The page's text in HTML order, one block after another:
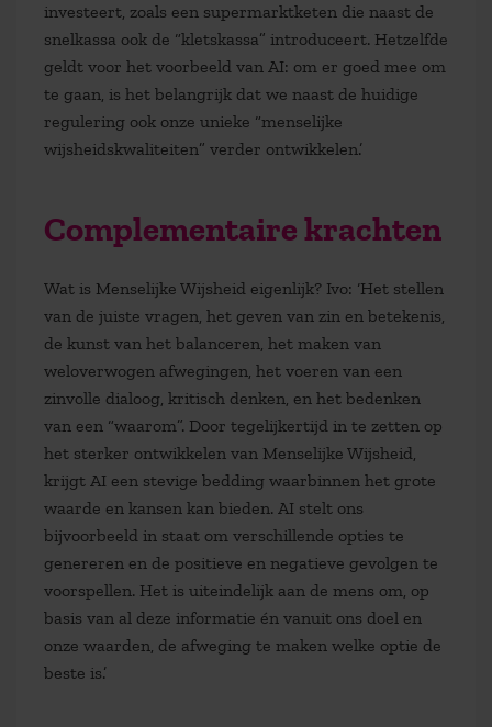
investeert, zoals een supermarktketen die naast de
snelkassa ook de “kletskassa” introduceert. Hetzelfde
geldt voor het voorbeeld van AI: om er goed mee om
te gaan, is het belangrijk dat we naast de huidige
regulering ook onze unieke “menselijke
wijsheidskwaliteiten” verder ontwikkelen.’
Complementaire krachten
Wat is Menselijke Wijsheid eigenlijk? Ivo: ‘Het stellen
van de juiste vragen, het geven van zin en betekenis,
de kunst van het balanceren, het maken van
weloverwogen afwegingen, het voeren van een
zinvolle dialoog, kritisch denken, en het bedenken
van een “waarom”. Door tegelijkertijd in te zetten op
het sterker ontwikkelen van Menselijke Wijsheid,
krijgt AI een stevige bedding waarbinnen het grote
waarde en kansen kan bieden. AI stelt ons
bijvoorbeeld in staat om verschillende opties te
genereren en de positieve en negatieve gevolgen te
voorspellen. Het is uiteindelijk aan de mens om, op
basis van al deze informatie én vanuit ons doel en
onze waarden, de afweging te maken welke optie de
beste is.’